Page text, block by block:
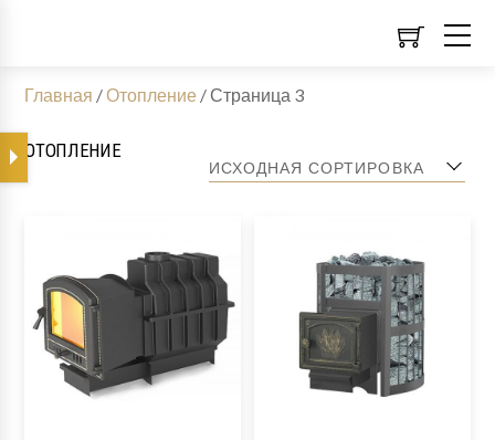
Главная /Отопление /Страница 3
ОТОПЛЕНИЕ